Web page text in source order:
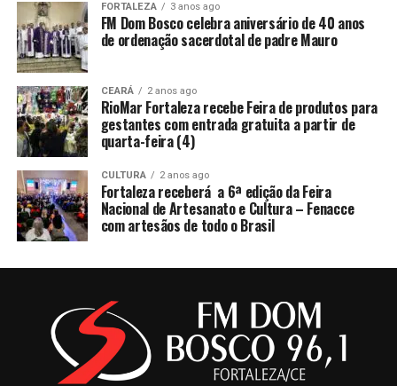
FORTALEZA 3 anos ago
FM Dom Bosco celebra aniversário de 40 anos
de ordenação sacerdotal de padre Mauro
CEARÁ 2 anos ago
RioMar Fortaleza recebe Feira de produtos para
gestantes com entrada gratuita a partir de
quarta-feira (4)
CULTURA 2 anos ago
Fortaleza receberá a 6ª edição da Feira
Nacional de Artesanato e Cultura – Fenacce
com artesãos de todo o Brasil